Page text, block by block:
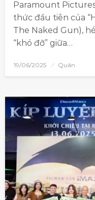
Paramount
thức đầu tiên của
The Naked Gun),
“khó đỡ” giữa…
19/06/2025 Quân